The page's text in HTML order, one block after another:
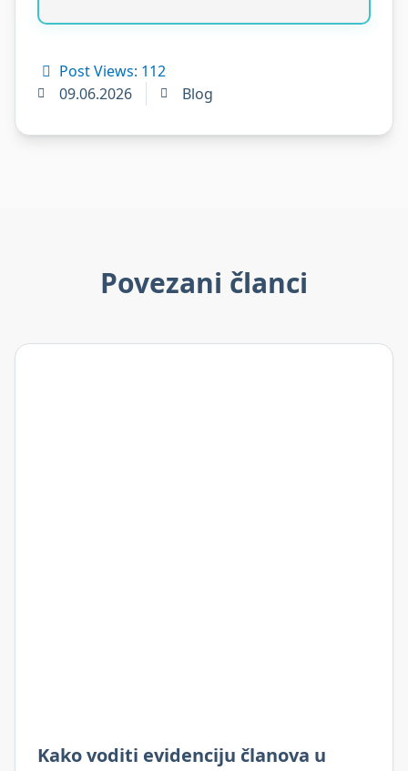
Post Views: 112
09.06.2026
Blog
Povezani članci
Kako voditi evidenciju članova u